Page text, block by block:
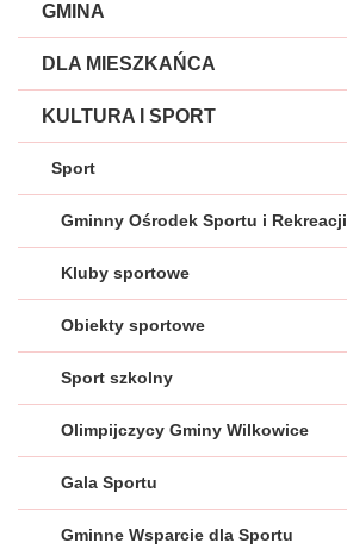
GMINA
DLA MIESZKAŃCA
KULTURA I SPORT
Sport
Gminny Ośrodek Sportu i Rekreacji
Kluby sportowe
Obiekty sportowe
Sport szkolny
Olimpijczycy Gminy Wilkowice
Gala Sportu
Gminne Wsparcie dla Sportu